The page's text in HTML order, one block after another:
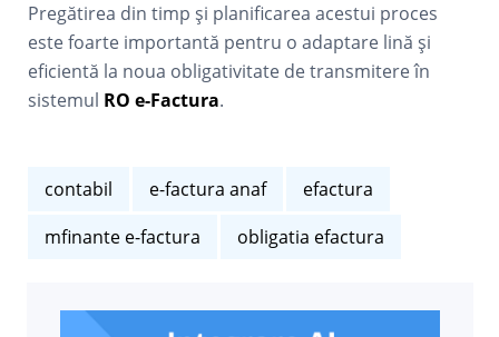
Pregătirea din timp și planificarea acestui proces
este foarte importantă pentru o adaptare lină și
eficientă la noua obligativitate de transmitere în
sistemul RO e-Factura.
contabil e-factura anaf
efactura
mfinante e-factura
obligatia efactura